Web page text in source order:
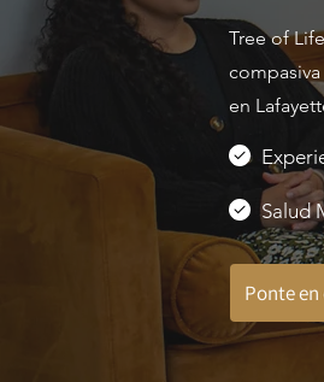
Tree of
en
Salud
Ponte